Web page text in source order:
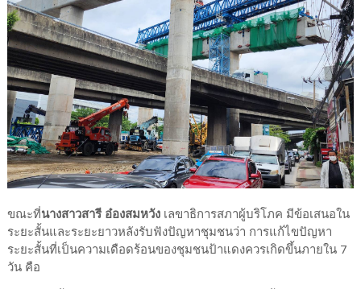
ขณะที่นางสาวสารี อ๋องสมหวังเลขาธิการสภาผู้บริโภค มีข้อเสนอใน
ระยะสั้นและระยะยาวหลังรับฟังปัญหาชุมชนว่า การแก้ไขปัญหา
ระยะสั้นที่เป็นความเดือดร้อนของชุมชนป้าแดงควรเกิดขึ้นภายใน 7
วัน คือ